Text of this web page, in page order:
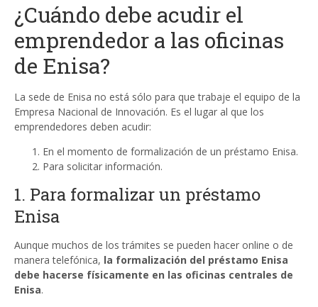
¿Cuándo debe acudir el
emprendedor a las oficinas
de Enisa?
La sede de Enisa no está sólo para que trabaje el equipo de la
Empresa Nacional de Innovación. Es el lugar al que los
emprendedores deben acudir:
En el momento de formalización de un préstamo Enisa.
Para solicitar información.
1. Para formalizar un préstamo
Enisa
Aunque muchos de los trámites se pueden hacer online o de
manera telefónica, la formalización del préstamo Enisa
debe hacerse físicamente en las oficinas centrales de
Enisa.